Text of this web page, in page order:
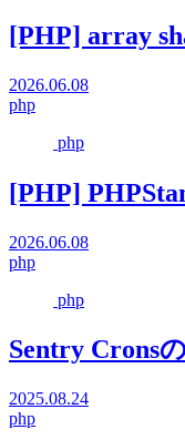
[PHP] array
2026.06.08
php
php
[PHP]
2026.06.08
php
php
Sentry Crons
2025.08.24
php